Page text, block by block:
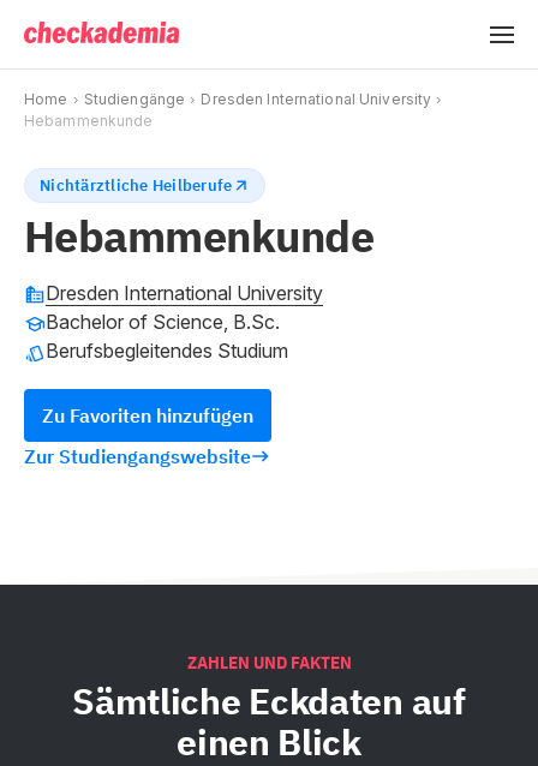
Home Studiengänge
Dresden International University
Hebammenkunde
Nichtärztliche Heilberufe
Hebammenkunde
Dresden International University
Bachelor of Science, B.Sc.
Berufsbegleitendes Studium
Zu Favoriten hinzufügen
Zur Studiengangswebsite
ZAHLEN UND FAKTEN
Sämtliche Eckdaten auf
einen Blick